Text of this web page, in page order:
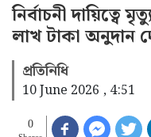
নির্বাচনী
লাখ টাকা অনুদান
প্রতিনিধি
10 June 2026 , 4:51
0